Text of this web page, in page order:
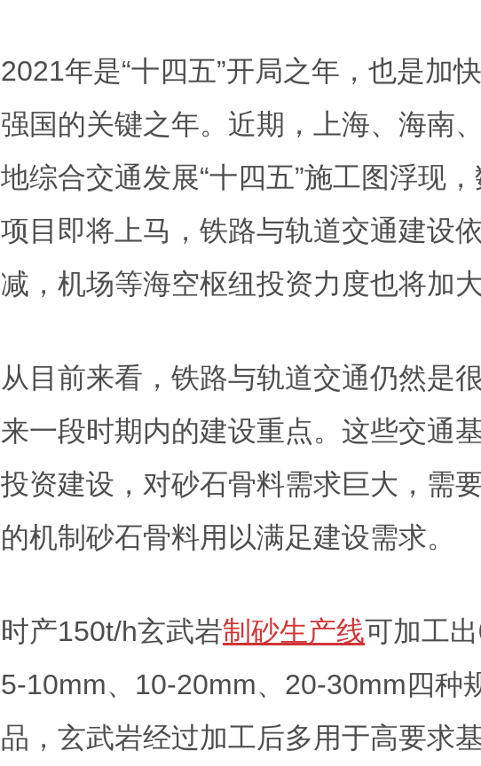
2021年是“十四五”开局之年，也是加
强国的关键之年。近期，上海、海南
地综合交通发展“十四五”施工图浮现
项目即将上马，铁路与轨道交通建设
减，机场等海空枢纽投资力度也将加大
从目前来看，铁路与轨道交通仍然是
来一段时期内的建设重点。这些交通
投资建设，对砂石骨料需求巨大，需
的机制砂石骨料用以满足建设需求。
时产150t/h玄武岩制砂生产线可加工出
5-10mm、10-20mm、20-30mm四种
品，玄武岩经过加工后多用于高要求